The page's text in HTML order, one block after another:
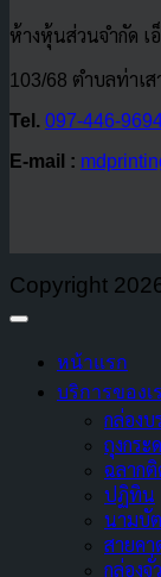
ห้างหุ้นส่วนจำกัด
103/68 ตำบลท่าเ
Tel. 097-446-
E-mail :
Copyright
หน้าแรก
บริการของเ
กล่อง
ถุงกระ
ฉลาก
ปฏิทิน
นามบั
สายคา
กล่องจั่